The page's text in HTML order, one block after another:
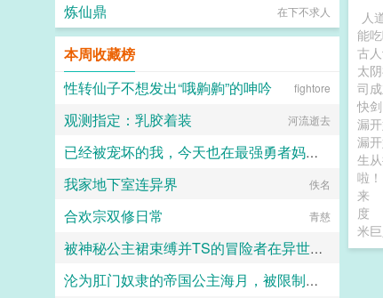
人
能
古
太
司
快剑
漏
漏
生
啦！
来
度
米
炼仙鼎 在下不求人
本周收藏榜
性转仙子不想发出“哦齁齁”的呻吟
fightore
观测指定：乳胶着装 河流逝去
已经被宠坏的我，今天也在最强勇者妈妈和猫耳兽王姐姐的温柔溺爱下射精
狗村正
我家地下室连异界 佚名
合欢宗双修日常 青慈
被神秘公主裙束缚并TS的冒险者在异世界的色色奇遇故事
代号穿山甲
沦为肛门奴隶的帝国公主海月，被限制高潮后终于爱上性交被调教成性爱母狗还要被带出门？